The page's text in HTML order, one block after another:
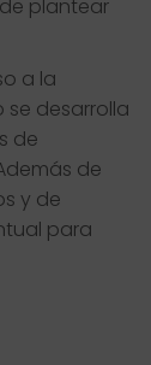
plantear
a la
se desarrolla
de
de
y de
para